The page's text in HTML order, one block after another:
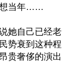
想当年……
她自己已经老
势衰到这种程
贵奢侈的演出